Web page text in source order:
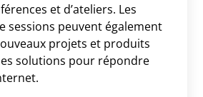
et d’ateliers. Les
sessions peuvent également
projets et produits
solutions pour répondre